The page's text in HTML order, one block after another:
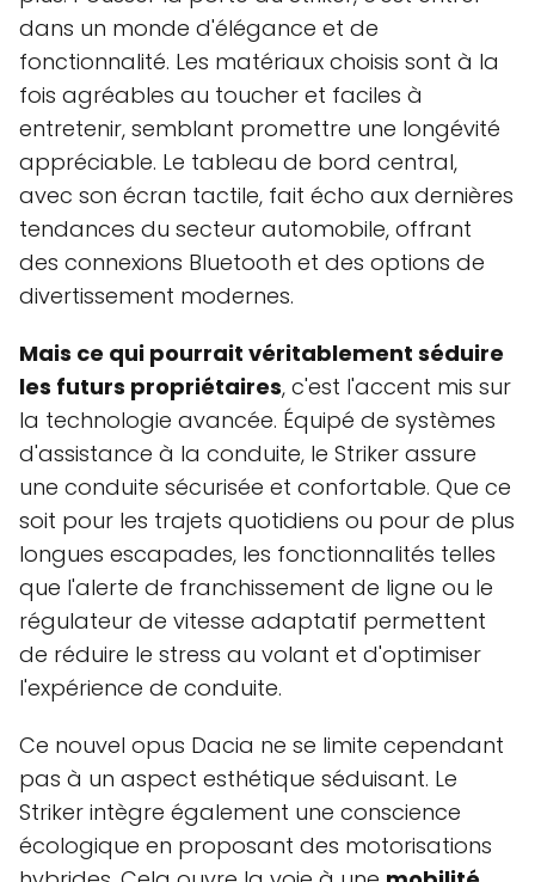
dans un monde d'élégance et de
fonctionnalité. Les matériaux choisis sont à la
fois agréables au toucher et faciles à
entretenir, semblant promettre une longévité
appréciable. Le tableau de bord central,
avec son écran tactile, fait écho aux dernières
tendances du secteur automobile, offrant
des connexions Bluetooth et des options de
divertissement modernes.
Mais ce qui pourrait véritablement séduire
les futurs propriétaires, c'est l'accent mis sur
la technologie avancée. Équipé de systèmes
d'assistance à la conduite, le Striker assure
une conduite sécurisée et confortable. Que ce
soit pour les trajets quotidiens ou pour de plus
longues escapades, les fonctionnalités telles
que l'alerte de franchissement de ligne ou le
régulateur de vitesse adaptatif permettent
de réduire le stress au volant et d'optimiser
l'expérience de conduite.
Ce nouvel opus Dacia ne se limite cependant
pas à un aspect esthétique séduisant. Le
Striker intègre également une conscience
écologique en proposant des motorisations